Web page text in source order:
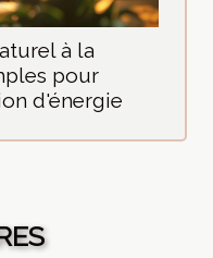
à la
pour
d'énergie